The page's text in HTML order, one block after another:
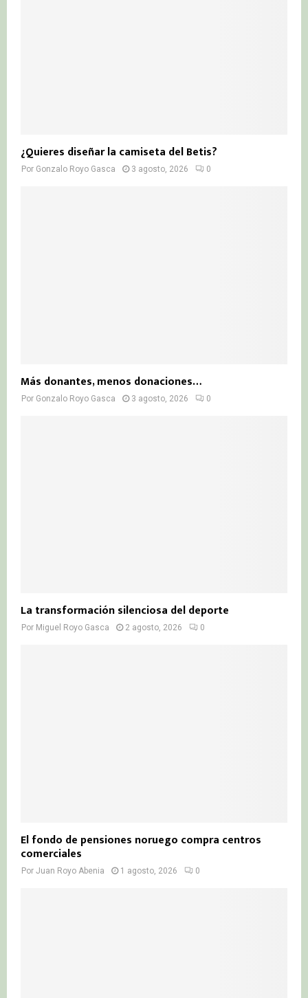
¿Quieres diseñar la camiseta del Betis?
Por Gonzalo Royo Gasca 3 agosto, 2026 0
Más donantes, menos donaciones…
Por Gonzalo Royo Gasca 3 agosto, 2026 0
La transformación silenciosa del deporte
Por Miguel Royo Gasca 2 agosto, 2026 0
El fondo de pensiones noruego compra centros
comerciales
Por Juan Royo Abenia 1 agosto, 2026 0